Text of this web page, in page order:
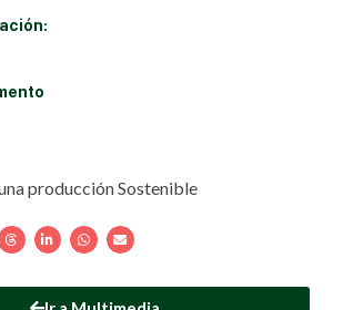
producción Sostenible